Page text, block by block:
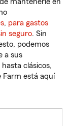
, para gastos
seguro. Sin
podemos
a sus
clásicos,
Farm está aquí